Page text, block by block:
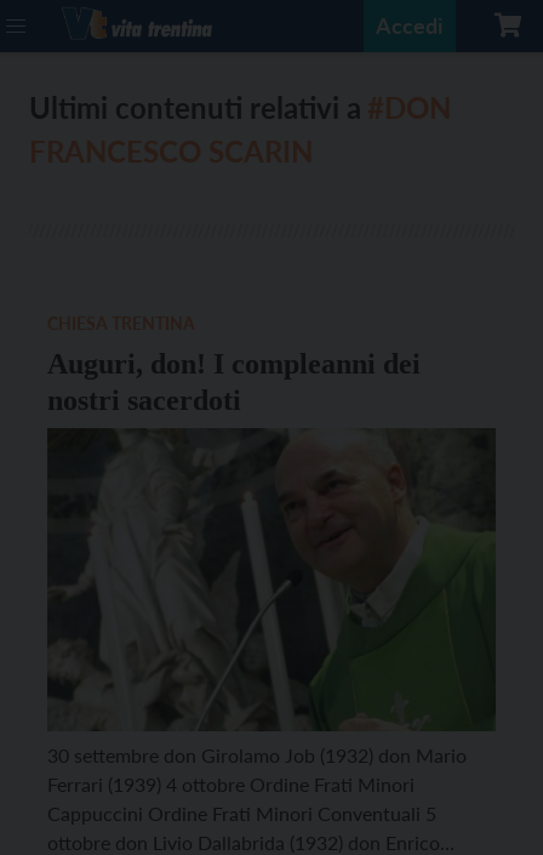
Accedi
Ultimi contenuti relativi a
Auguri, don! I compleanni dei
nostri sacerdoti
30 settembre don Girolamo Job (1932) don Mario
Ferrari (1939) 4 ottobre Ordine Frati Minori
Cappuccini Ordine Frati Minori Conventuali 5
ottobre don Livio Dallabrida (1932) don Enrico